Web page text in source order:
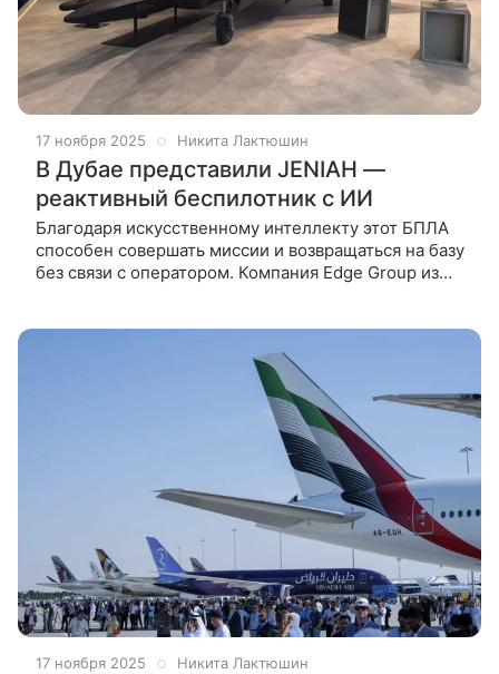
17 ноября 2025 Никита Лактюшин
В Дубае представили JENIAH —
реактивный беспилотник с ИИ
Благодаря искусственному интеллекту этот БПЛА
способен совершать миссии и возвращаться на базу
без связи с оператором. Компания Edge Group из
17 ноября 2025 Никита Лактюшин